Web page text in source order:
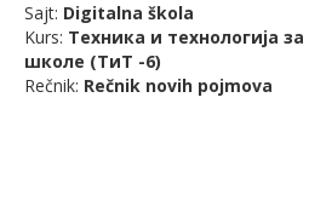
Sajt: Digitalna škola
Kurs: Техника и технологија
школе (ТиТ -6)
Rečnik: Rečnik novih pojmova